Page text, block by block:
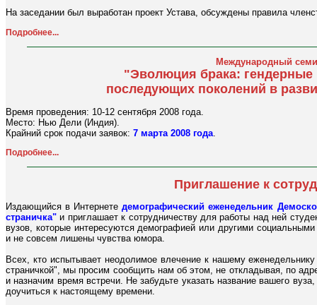
На заседании был выработан проект Устава, обсуждены правила
Подробнее...
Международный
"Эволюция брака: гендерные
последующих поколений в
Время проведения: 10-12 сентября 2008 года.
Место: Нью Дели (Индия).
Крайний срок подачи заявок: 7 марта 2008 года
Подробнее...
Приглашение к
Издающийся в Интернетедемографический еженедельник
страничка" и приглашает к сотрудничеству для работы над ней
вузов, которые интересуются демографией или другими
и не совсем лишены чувства юмора.
Всех, кто испытывает неодолимое влечение к нашему
страничкой", мы просим сообщить нам об этом, не откладывая, по
и назначим время встречи. Не забудьте указать название вашего
доучиться к настоящему времени.